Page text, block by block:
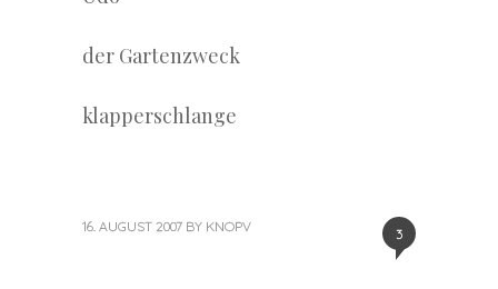
der Gartenzweck
klapperschlange
3
16. AUGUST 2007 BY KNOPV